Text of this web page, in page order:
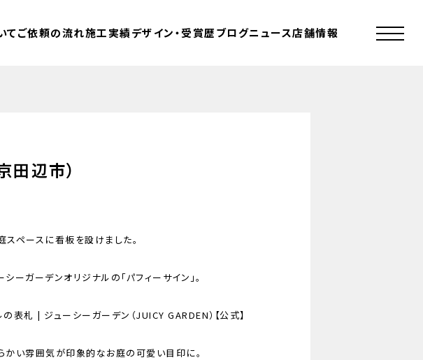
てご依頼の流れ施工実績デザイン・受賞歴ブログニュース店舗情報
田辺市）
スペースに看板を設けました。
ーガーデンオリジナルの「パフィーサイン」。
表札 | ジューシーガーデン（JUICY GARDEN）【公式】
かい雰囲気が印象的なお庭の可愛い目印に。